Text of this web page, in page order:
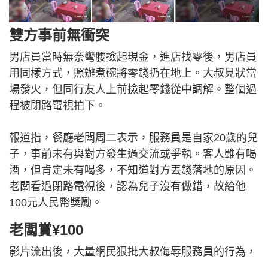
雙方事前無衝突
男店員當時無奈彎腰撿起現金，進店找零後，男店員
用同樣方式，照辦煮碗將零錢扔在地上。大叔見狀當
場發火，但同行友人上前撿起零錢從中調解。整個過
程被閉路電視拍下。
報道指，餐廳老闆周二表示，服務員是自家20歲的兒
子，事前未有與對方發生過交流或爭執。客人雖有喝
酒，但肯定未有喝多，不知道對方丟錢落地的原因。
老闆看過閉路電視後，認為兒子沒有做錯，故給他
100元人民幣獎勵。
老闆賞¥100
影片流出後，大量網民狠批大叔侮辱服務員的行為，